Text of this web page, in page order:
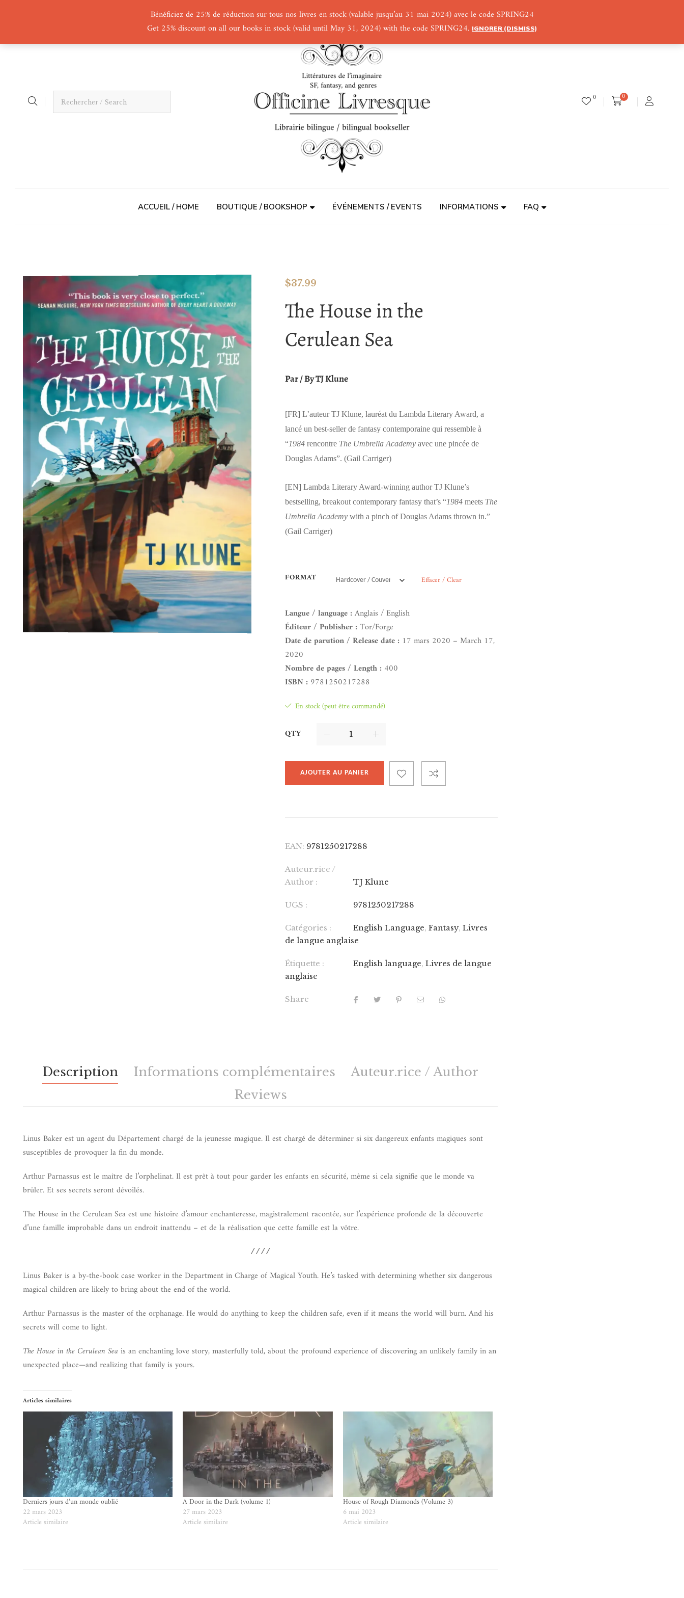
Bénéficiez de 25% de réduction sur tous nos livres en stock (valable jusqu’au 31 mai 2024) avec le code SPRING24
Get 25% discount on all our books in stock (valid until May 31, 2024) with the code SPRING24. IGNORER (DISMISS)
0 0
ACCUEIL / HOME BOUTIQUE / BOOKSHOP ÉVÉNEMENTS / EVENTS INFORMATIONS FAQ
$37.99
The House in the
Cerulean Sea
Par / By TJ Klune
[FR]L’auteur TJ Klune, lauréat du Lambda Literary Award, a
lancé un best-seller de fantasy contemporaine qui ressemble à
“1984 rencontre The Umbrella Academy avec une pincée de
Douglas Adams”. (Gail Carriger)
[EN] Lambda Literary Award-winning author TJ Klune’s
bestselling, breakout contemporary fantasy that’s “1984meets The
Umbrella Academy with a pinch of Douglas Adams thrown in.”
(Gail Carriger)
FORMAT Effacer / Clear
Langue / language :Anglais / English
Éditeur / Publisher :Tor/Forge
Date de parution / Release date : 17 mars 2020 – March 17,
2020
Nombre de pages / Length : 400
ISBN : 9781250217288
En stock (peut être commandé)
QTY
AJOUTER AU PANIER
EAN: 9781250217288
Auteur.rice /
Author :
TJ Klune
UGS : 9781250217288
Catégories : English Language,Fantasy,Livres
de langue anglaise
Étiquette : English language,Livres de langue
anglaise
Share
Description Informations complémentaires
Auteur.rice / Author
Reviews
Linus Baker est un agent du Département chargé de la jeunesse magique. Il est chargé de déterminer si six dangereux enfants magiques sont
susceptibles de provoquer la fin du monde.
Arthur Parnassus est le maître de l’orphelinat. Il est prêt à tout pour garder les enfants en sécurité, même si cela signifie que le monde va
brûler. Et ses secrets seront dévoilés.
The House in the Cerulean Sea est une histoire d’amour enchanteresse, magistralement racontée, sur l’expérience profonde de la découverte
d’une famille improbable dans un endroit inattendu – et de la réalisation que cette famille est la vôtre.
////
Linus Baker is a by-the-book case worker in the Department in Charge of Magical Youth. He’s tasked with determining whether six dangerous
magical children are likely to bring about the end of the world.
Arthur Parnassus is the master of the orphanage. He would do anything to keep the children safe, even if it means the world will burn. And his
secrets will come to light.
The House in the Cerulean Sea is an enchanting love story, masterfully told, about the profound experience of discovering an unlikely family in an
unexpected place—and realizing that family is yours.
Articles similaires
Derniers jours d’un monde oublié
22 mars 2023
Article similaire
A Door in the Dark (volume 1)
27 mars 2023
Article similaire
House of Rough Diamonds (Volume 3)
6 mai 2023
Article similaire